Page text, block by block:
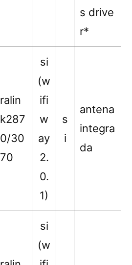
s drive
r*
ralin
k287
0/30
70
si
(w
ifi
w
ay
2.
0.
1)
s
i
antena
integra
da
si
(w